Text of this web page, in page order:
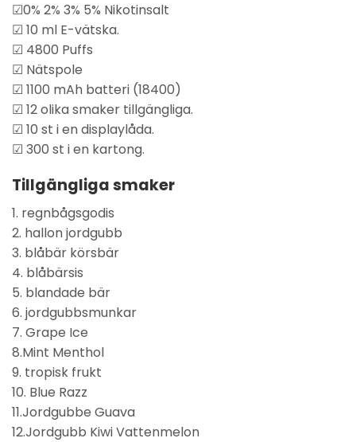
☑0% 2% 3% 5% Nikotinsalt
☑ 10 ml E-vätska.
☑ 4800 Puffs
☑ Nätspole
☑ 1100 mAh batteri (18400)
☑ 12 olika smaker tillgängliga.
☑ 10 st i en displaylåda.
☑ 300 st i en kartong.
Tillgängliga smaker
1. regnbågsgodis
2. hallon jordgubb
3. blåbär körsbär
4. blåbärsis
5. blandade bär
6. jordgubbsmunkar
7. Grape Ice
8.Mint Menthol
9. tropisk frukt
10. Blue Razz
11.Jordgubbe Guava
12.Jordgubb Kiwi Vattenmelon